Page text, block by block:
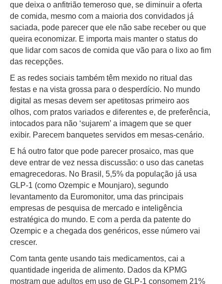
que deixa o anfitrião temeroso que, se diminuir a oferta
de comida, mesmo com a maioria dos convidados já
saciada, pode parecer que ele não sabe receber ou que
queira economizar. E importa mais manter o status do
que lidar com sacos de comida que vão para o lixo ao fim
das recepções.
E as redes sociais também têm mexido no ritual das
festas e na vista grossa para o desperdício. No mundo
digital as mesas devem ser apetitosas primeiro aos
olhos, com pratos variados e diferentes e, de preferência,
intocados para não ‘sujarem’ a imagem que se quer
exibir. Parecem banquetes servidos em mesas-cenário.
E há outro fator que pode parecer prosaico, mas que
deve entrar de vez nessa discussão: o uso das canetas
emagrecedoras. No Brasil, 5,5% da população já usa
GLP-1 (como Ozempic e Mounjaro), segundo
levantamento da Euromonitor, uma das principais
empresas de pesquisa de mercado e inteligência
estratégica do mundo. E com a perda da patente do
Ozempic e a chegada dos genéricos, esse número vai
crescer.
Com tanta gente usando tais medicamentos, cai a
quantidade ingerida de alimento. Dados da KPMG
mostram que adultos em uso de GLP-1 consomem 21%